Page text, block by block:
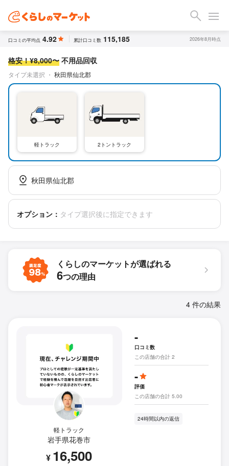
口コミの平均点 4.92 累計口コミ数 115,185 2026年8月時点
格安！¥8,000〜 不用品回収
タイプ未選択 ・ 秋田県仙北郡
軽トラック 2トントラック
秋田県仙北郡
オプション： タイプ選択後に指定できます
くらしのマーケットが選ばれる
6つの理由
4 件の結果
軽トラック
岩手県花巻市
¥ 16,500
-
口コミ数
この店舗の合計 2
-
評価
この店舗の合計 5.00
24時間以内の返信